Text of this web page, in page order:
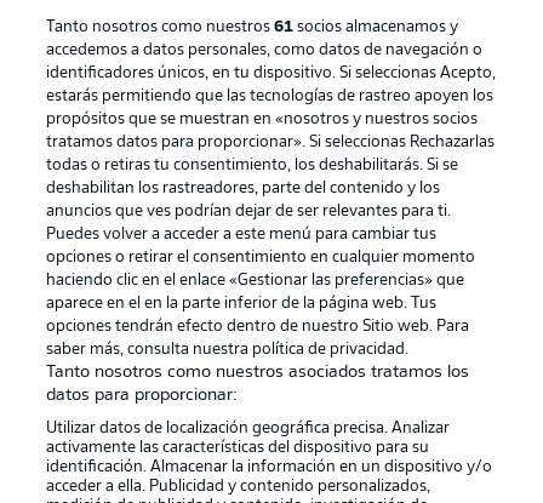
Publicidad Aviso legal
Gestionar las preferencias Declaracion de privacidad
Canales Trabajos
Jugadores Condiciones de uso
Sello Editorial Contacto
Tanto nosotros como nuestros61 socios almacenamos y
accedemos a datos personales, como datos de navegación o
identificadores únicos, en tu dispositivo. Si seleccionas Acepto,
estarás permitiendo que las tecnologías de rastreo apoyen los
propósitos que se muestran en «nosotros y nuestros socios
tratamos datos para proporcionar». Si seleccionas Rechazarlas
todas o retiras tu consentimiento, los deshabilitarás. Si se
deshabilitan los rastreadores, parte del contenido y los
anuncios que ves podrían dejar de ser relevantes para ti.
Puedes volver a acceder a este menú para cambiar tus
opciones o retirar el consentimiento en cualquier momento
haciendo clic en el enlace «Gestionar las preferencias» que
aparece en el en la parte inferior de la página web. Tus
opciones tendrán efecto dentro de nuestro Sitio web. Para
saber más, consulta nuestra política de privacidad.
Tanto nosotros como nuestros asociados tratamos los
datos para proporcionar:
Utilizar datos de localización geográfica precisa. Analizar
activamente las características del dispositivo para su
identificación. Almacenar la información en un dispositivo y/o
acceder a ella. Publicidad y contenido personalizados,